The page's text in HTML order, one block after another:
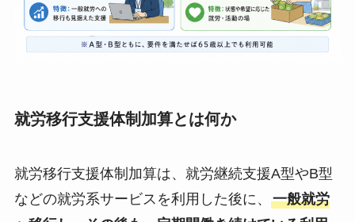
就労移行支援体制加算とは何か
就労移行支援体制加算は、就労継続支援A型やB型
などの就労系サービスを利用した後に、 一般就労